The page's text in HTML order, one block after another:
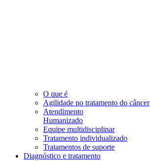
O que é
Agilidade no tratamento do câncer
Atendimento
Humanizado
Equipe multidisciplinar
Tratamento individualizado
Tratamentos de suporte
Diagnóstico e tratamento